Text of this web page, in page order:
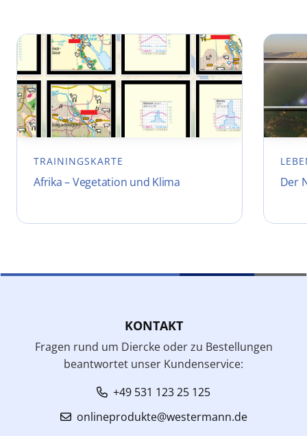
TRAININGSKARTE
Afrika – Vegetation und Klima Der
KONTAKT
Fragen rund um Diercke oder zu Bestellungen
beantwortet unser Kundenservice:
+49 531 123 25 125
onlineprodukte@westermann.de